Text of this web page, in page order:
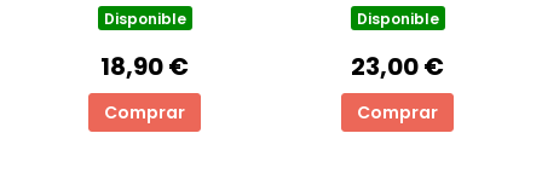
Disponible
18,90 €
Comprar
Disponible
23,00 €
Comprar